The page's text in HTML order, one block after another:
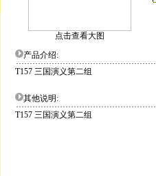
点击查看大图
产品介绍:
T157 三国演义第二组
其他说明:
T157 三国演义第二组